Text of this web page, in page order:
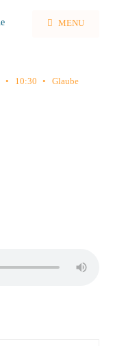
MENU
• 10:30 •
Glaube